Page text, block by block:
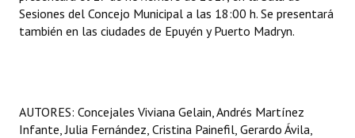
Sesiones del Concejo Municipal a las 18:00 h. Se presentará
también en las ciudades de Epuyén y Puerto Madryn.
AUTORES: Concejales Viviana Gelain, Andrés Martínez
Infante, Julia Fernández, Cristina Painefil, Gerardo Ávila,